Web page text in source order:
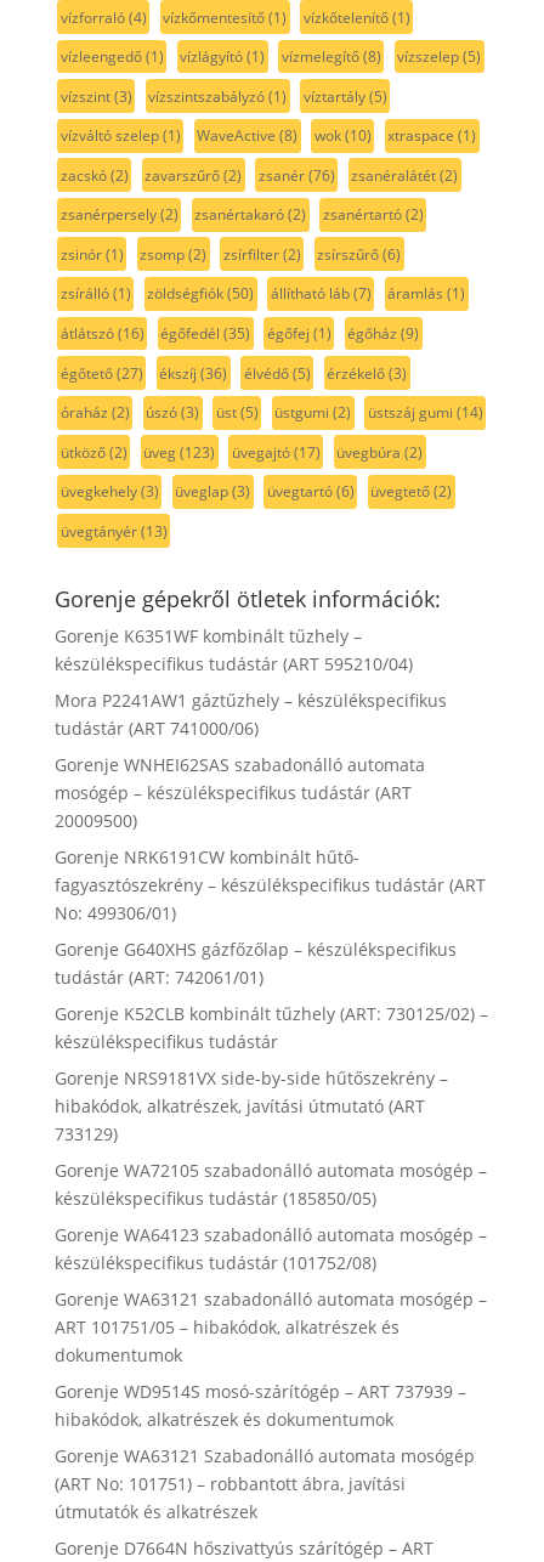
vízforraló(4) vízkőmentesítő(1) vízkőtelenítő(1)
vízleengedő(1) vízlágyító(1) vízmelegítő(8) vízszelep(5)
vízszint(3) vízszintszabályzó(1) víztartály(5)
vízváltó szelep(1) WaveActive (8) wok(10) xtraspace (1)
zacskó(2) zavarszűrő(2) zsanér(76) zsanéralátét(2)
zsanérpersely(2) zsanértakaró(2) zsanértartó(2)
zsinór(1) zsomp(2) zsírfilter(2) zsírszűrő(6)
zsírálló(1) zöldségfiók(50) állítható láb(7) áramlás (1)
átlátszó(16) égőfedél (35) égőfej (1) égőház (9)
égőtető(27) ékszíj (36) élvédő(5) érzékelő(3)
óraház (2) úszó(3) üst(5) üstgumi (2) üstszáj gumi (14)
ütköző(2) üveg(123) üvegajtó(17) üvegbúra (2)
üvegkehely(3) üveglap(3) üvegtartó(6) üvegtető(2)
üvegtányér(13)
Gorenje gépekről ötletek információk:
Gorenje K6351WF kombinált tűzhely –
készülékspecifikus tudástár (ART 595210/04)
Mora P2241AW1 gáztűzhely – készülékspecifikus
tudástár (ART 741000/06)
Gorenje WNHEI62SAS szabadonálló automata
mosógép – készülékspecifikus tudástár (ART
20009500)
Gorenje NRK6191CW kombinált hűtő-
fagyasztószekrény – készülékspecifikus tudástár (ART
No: 499306/01)
Gorenje G640XHS gázfőzőlap – készülékspecifikus
tudástár (ART: 742061/01)
Gorenje K52CLB kombinált tűzhely (ART: 730125/02) –
készülékspecifikus tudástár
Gorenje NRS9181VX side-by-side hűtőszekrény –
hibakódok, alkatrészek, javítási útmutató (ART
733129)
Gorenje WA72105 szabadonálló automata mosógép –
készülékspecifikus tudástár (185850/05)
Gorenje WA64123 szabadonálló automata mosógép –
készülékspecifikus tudástár (101752/08)
Gorenje WA63121 szabadonálló automata mosógép –
ART 101751/05 – hibakódok, alkatrészek és
dokumentumok
Gorenje WD9514S mosó-szárítógép – ART 737939 –
hibakódok, alkatrészek és dokumentumok
Gorenje WA63121 Szabadonálló automata mosógép
(ART No: 101751) – robbantott ábra, javítási
útmutatók és alkatrészek
Gorenje D7664N hőszivattyús szárítógép – ART